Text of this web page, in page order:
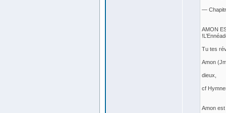
—
AMON
Tu tes
Amon
dieux,
cf
Amon est